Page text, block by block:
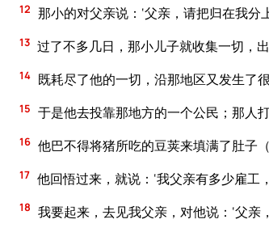
12 那小的对父亲说：‘父亲，请把归在我分
13 过了不多几日，那小儿子就收集一切，
14 既耗尽了他的一切，沿那地区又发生了
15 于是他去投靠那地方的一个公民；那人
16 他巴不得将猪所吃的豆荚来填满了肚子
17 他回悟过来，就说：‘我父亲有多少雇
18 我要起来，去见我父亲，对他说：‘父亲